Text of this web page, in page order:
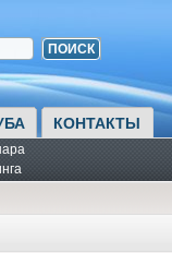
КОНТАКТЫ